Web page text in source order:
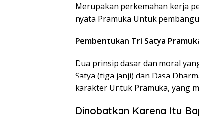
Merupakan perkemahan kerja
nyata Pramuka Untuk
Pembentukan Tri Satya
Dua prinsip dasar dan moral
Satya (tiga janji) dan Dasa
karakter Untuk Pramuka, yang
Dinobatkan Karena Itu